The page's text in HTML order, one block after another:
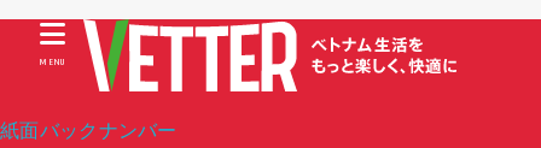
紙面バックナンバー
MENU